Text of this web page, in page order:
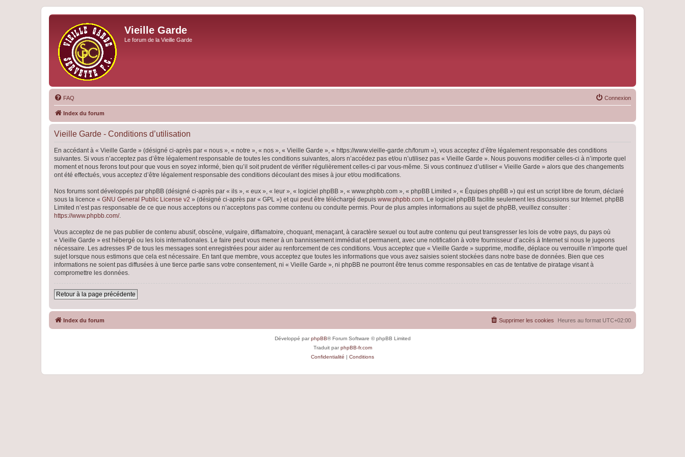
Vieille Garde
Le forum de la Vieille Garde
FAQ Connexion
Index du forum
Vieille Garde - Conditions d’utilisation
En accédant à « Vieille Garde » (désigné ci-après par « nous », « notre », « nos », « Vieille Garde », « https://www.vieille-garde.ch/forum »), vous acceptez d’être légalement responsable des conditions
suivantes. Si vous n’acceptez pas d’être légalement responsable de toutes les conditions suivantes, alors n’accédez pas et/ou n’utilisez pas « Vieille Garde ». Nous pouvons modifier celles-ci à n’importe quel
moment et nous ferons tout pour que vous en soyez informé, bien qu’il soit prudent de vérifier régulièrement celles-ci par vous-même. Si vous continuez d’utiliser « Vieille Garde » alors que des changements
ont été effectués, vous acceptez d’être légalement responsable des conditions découlant des mises à jour et/ou modifications.
Nos forums sont développés par phpBB (désigné ci-après par « ils », « eux », « leur », « logiciel phpBB », « www.phpbb.com », « phpBB Limited », « Équipes phpBB ») qui est un script libre de forum, déclaré
sous la licence « GNU General Public License v2 » (désigné ci-après par « GPL ») et qui peut être téléchargé depuis www.phpbb.com. Le logiciel phpBB facilite seulement les discussions sur Internet. phpBB
Limited n’est pas responsable de ce que nous acceptons ou n’acceptons pas comme contenu ou conduite permis. Pour de plus amples informations au sujet de phpBB, veuillez consulter :
https://www.phpbb.com/.
Vous acceptez de ne pas publier de contenu abusif, obscène, vulgaire, diffamatoire, choquant, menaçant, à caractère sexuel ou tout autre contenu qui peut transgresser les lois de votre pays, du pays où
« Vieille Garde » est hébergé ou les lois internationales. Le faire peut vous mener à un bannissement immédiat et permanent, avec une notification à votre fournisseur d’accès à Internet si nous le jugeons
nécessaire. Les adresses IP de tous les messages sont enregistrées pour aider au renforcement de ces conditions. Vous acceptez que « Vieille Garde » supprime, modifie, déplace ou verrouille n’importe quel
sujet lorsque nous estimons que cela est nécessaire. En tant que membre, vous acceptez que toutes les informations que vous avez saisies soient stockées dans notre base de données. Bien que ces
informations ne soient pas diffusées à une tierce partie sans votre consentement, ni « Vieille Garde », ni phpBB ne pourront être tenus comme responsables en cas de tentative de piratage visant à
compromettre les données.
Retour à la page précédente
Index du forum Heures au format UTC+02:00
Supprimer les cookies
Développé parphpBB® Forum Software © phpBB Limited
Traduit parphpBB-fr.com
Confidentialité | Conditions